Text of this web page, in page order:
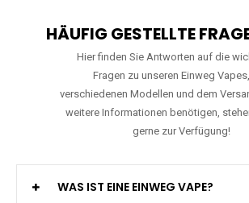
HÄUFIG GESTELLTE
Hier finden Sie Antworten auf die
Fragen zu unseren Einweg
verschiedenen Modellen und dem
weitere Informationen benötigen,
gerne zur Verfügung!
WAS IST EINE EINWEG VAPE?